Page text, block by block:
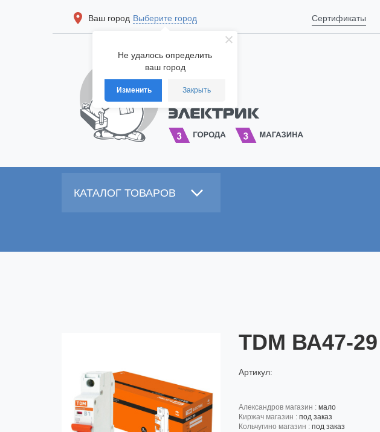
Не удалось определить
ваш город
Изменить Закрыть
Ваш город Выберите город Сертификаты
КАТАЛОГ ТОВАРОВ
TDM ВА47-
Артикул:
александров магазин : мало
киржач магазин : под заказ
кольчугино магазин : под заказ